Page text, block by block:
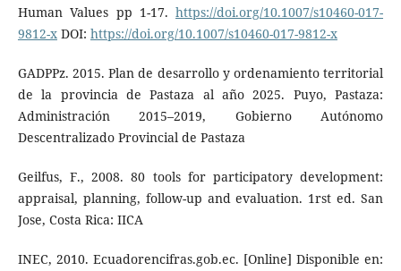
Human Values pp 1-17.https://doi.org/10.1007/s10460-017-
9812-xDOI: https://doi.org/10.1007/s10460-017-9812-x
GADPPz. 2015. Plan de desarrollo y ordenamiento territorial
de la provincia de Pastaza al año 2025. Puyo, Pastaza:
Administración 2015–2019, Gobierno Autónomo
Descentralizado Provincial de Pastaza
Geilfus, F., 2008. 80 tools for participatory development:
appraisal, planning, follow-up and evaluation. 1rst ed. San
Jose, Costa Rica: IICA
INEC, 2010. Ecuadorencifras.gob.ec. [Online] Disponible en: